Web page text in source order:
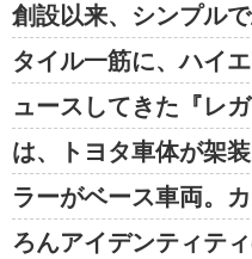
創設以来、シンプル
タイル一筋に、ハイ
ュースしてきた『レ
は、トヨタ車体が架
ラーがベース車両。
ろんアイデンティテ